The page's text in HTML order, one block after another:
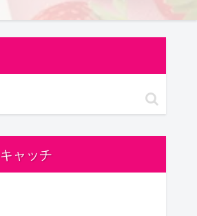
ャッチ